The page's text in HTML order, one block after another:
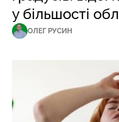
у більшості
ОЛЕГ РУСИН